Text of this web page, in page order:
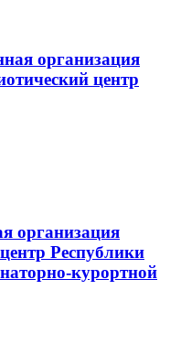
организация
центр
организация
Республики
курортной